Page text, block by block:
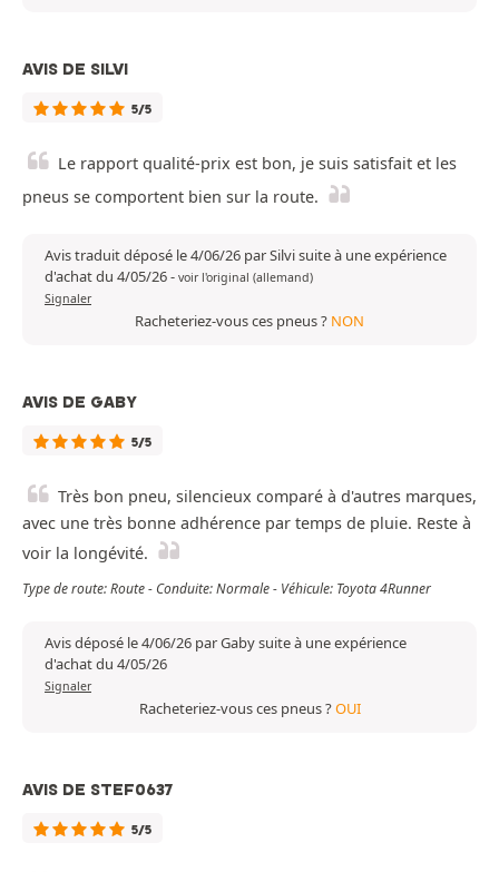
AVIS DE SILVI
5/5
Le rapport qualité-prix est bon, je suis satisfait et les
pneus se comportent bien sur la route.
Avis traduit déposé le 4/06/26 par Silvi suite à une expérience
d'achat du 4/05/26- voir l'original (allemand)
Signaler
Racheteriez-vous ces pneus ? NON
AVIS DE GABY
5/5
Très bon pneu, silencieux comparé à d'autres marques,
avec une très bonne adhérence par temps de pluie. Reste à
voir la longévité.
Type de route: Route - Conduite: Normale - Véhicule: Toyota 4Runner
Avis déposé le 4/06/26 par Gaby suite à une expérience
d'achat du 4/05/26
Signaler
Racheteriez-vous ces pneus ?OUI
AVIS DE STEF0637
5/5